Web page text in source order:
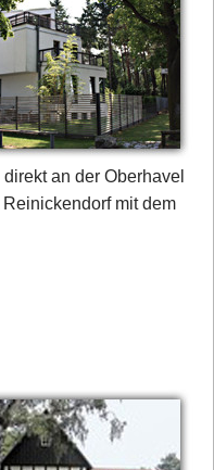
an der Oberhavel
mit dem